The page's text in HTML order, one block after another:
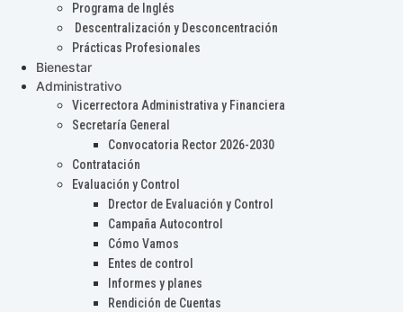
Programa de Inglés
Descentralización y Desconcentración
Prácticas Profesionales
Bienestar
Administrativo
Vicerrectora Administrativa y Financiera
Secretaría General
Convocatoria Rector 2026-2030
Contratación
Evaluación y Control
Drector de Evaluación y Control
Campaña Autocontrol
Cómo Vamos
Entes de control
Informes y planes
Rendición de Cuentas